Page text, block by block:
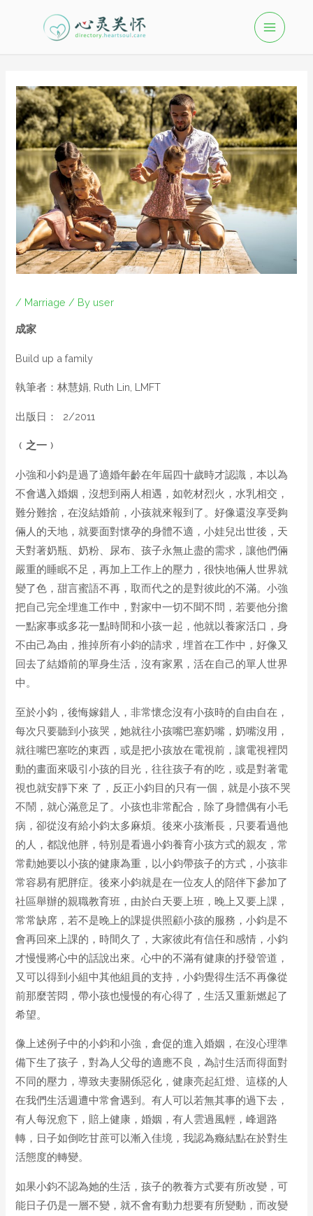
/ Marriage / By user
成家
Build up a family
執筆者：林慧娟, Ruth Lin, LMFT
出版日： 2/2011
﹙之一﹚
小強和小鈞是過了適婚年齡在年屆四十歲時才認識，本以為
不會邁入婚姻，沒想到兩人相遇，如乾材烈火，水乳相交，
難分難捨，在沒結婚前，小孩就來報到了。好像還沒享受夠
倆人的天地，就要面對懷孕的身體不適，小娃兒出世後，天
天對著奶瓶、奶粉、尿布、孩子永無止盡的需求，讓他們倆
嚴重的睡眠不足，再加上工作上的壓力，很快地倆人世界就
變了色，甜言蜜語不再，取而代之的是對彼此的不滿。小強
把自己完全埋進工作中，對家中一切不聞不問，若要他分擔
一點家事或多花一點時間和小孩一起，他就以養家活口，身
不由己為由，推掉所有小鈞的請求，埋首在工作中，好像又
回去了結婚前的單身生活，沒有家累，活在自己的單人世界
中。
至於小鈞，後悔嫁錯人，非常懷念沒有小孩時的自由自在，
每次只要聽到小孩哭，她就往小孩嘴巴塞奶嘴，奶嘴沒用，
就往嘴巴塞吃的東西，或是把小孩放在電視前，讓電視裡閃
動的畫面來吸引小孩的目光，往往孩子有的吃，或是對著電
視也就安靜下來 了，反正小鈞目的只有一個，就是小孩不哭
不鬧，就心滿意足了。小孩也非常配合，除了身體偶有小毛
病，卻從沒有給小鈞太多麻煩。後來小孩漸長，只要看過他
的人，都說他胖，特別是看過小鈞養育小孩方式的親友，常
常勸她要以小孩的健康為重，以小鈞帶孩子的方式，小孩非
常容易有肥胖症。後來小鈞就是在一位友人的陪伴下參加了
社區舉辦的親職教育班，由於白天要上班，晚上又要上課，
常常缺席，若不是晚上的課提供照顧小孩的服務，小鈞是不
會再回來上課的，時間久了，大家彼此有信任和感情，小鈞
才慢慢將心中的話說出來。心中的不滿有健康的抒發管道，
又可以得到小組中其他組員的支持，小鈞覺得生活不再像從
前那麼苦悶，帶小孩也慢慢的有心得了，生活又重新燃起了
希望。
像上述例子中的小鈞和小強，倉促的進入婚姻，在沒心理準
備下生了孩子，對為人父母的適應不良，為討生活而得面對
不同的壓力，導致夫妻關係惡化，健康亮起紅燈、這樣的人
在我們生活週遭中常會遇到。有人可以若無其事的過下去，
有人每況愈下，賠上健康，婚姻，有人雲過風輕，峰迴路
轉，日子如倒吃甘蔗可以漸入佳境，我認為癥結點在於對生
活態度的轉變。
如果小鈞不認為她的生活，孩子的教養方式要有所改變，可
能日子仍是一層不變，就不會有動力想要有所變動，而改變